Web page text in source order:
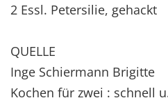
2 Essl. Petersilie, gehackt
QUELLE
Inge Schiermann Brigitte
Kochen für zwei : schnell